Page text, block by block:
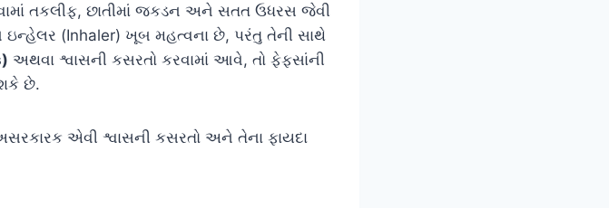
તકલીફ, છાતીમાં જકડન અને સતત ઉધરસ જેવી
(Inhaler) ખૂબ મહત્વના છે, પરંતુ તેની સાથે
અથવા શ્વાસની કસરતો કરવામાં આવે, તો ફેફસાંની
છે.
એવી શ્વાસની કસરતો અને તેના ફાયદા